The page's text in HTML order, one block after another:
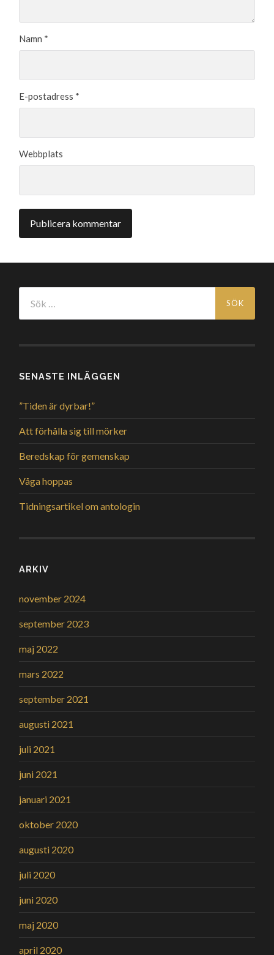
Namn *
E-postadress *
Webbplats
efter:
SENASTE INLÄGGEN
”Tiden är dyrbar!”
Att förhålla sig till mörker
Beredskap för gemenskap
Våga hoppas
Tidningsartikel om antologin
ARKIV
november 2024
september 2023
maj 2022
mars 2022
september 2021
augusti 2021
juli 2021
juni 2021
januari 2021
oktober 2020
augusti 2020
juli 2020
juni 2020
maj 2020
april 2020